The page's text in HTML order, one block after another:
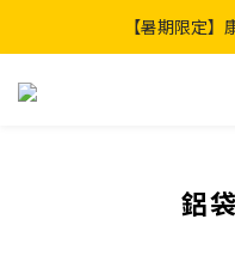
【暑期限定】限
【暑期限定
【暑期限定】限
鋁